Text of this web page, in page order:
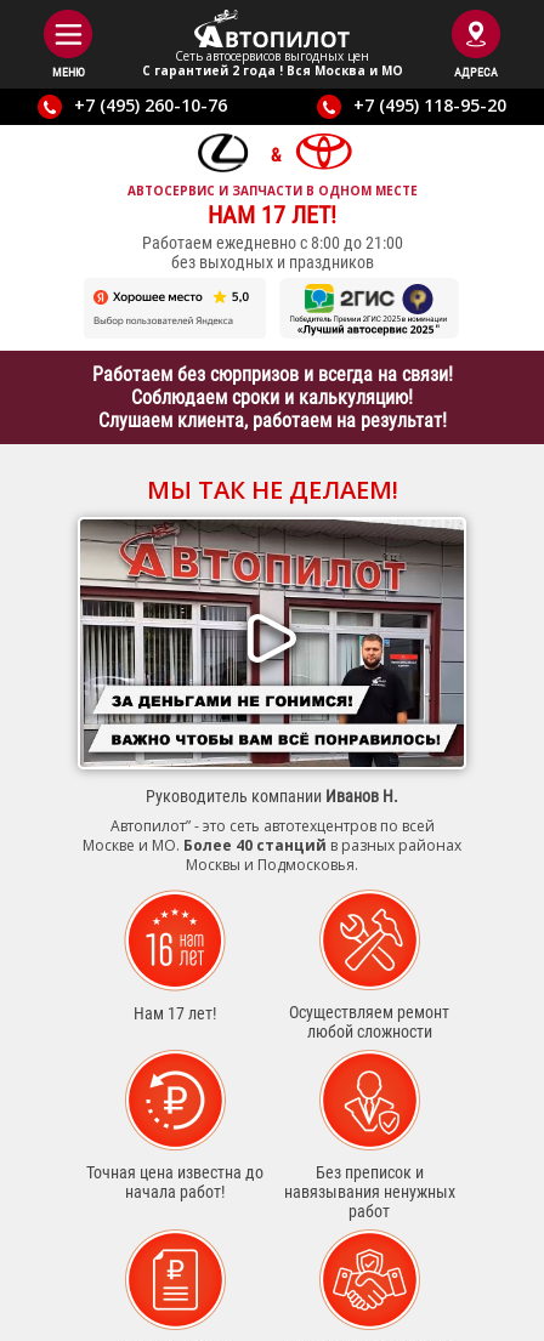
МЕНЮ
Сеть автосервисов выгодныx цен
С гарантией 2 года ! Вся Москва и МО
АДРЕСА
+7 (495) 260-10-76 +7 (495) 118-95-20
АВТОСЕРВИС И ЗАПЧАСТИ В ОДНОМ МЕСТЕ
НАМ 17 ЛЕТ!
Работаем ежедневно с 8:00 до 21:00
без выходных и праздников
Работаем без сюрпризов и всегда на связи!
Соблюдаем сроки и калькуляцию!
Слушаем клиента, работаем на результат!
МЫ ТАК НЕ ДЕЛАЕМ!
Руководитель компании Иванов Н.
Автопилот” - это сеть автотехцентров по всей
Москве и МО. Более 40 станций в разных районах
Москвы и Подмосковья.
Нам 17 лет!
Осуществляем ремонт
любой сложности
Точная цена известна до
начала работ!
Без преписок и
навязывания ненужных
работ